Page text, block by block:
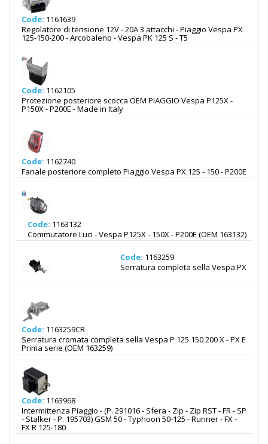
Code: 1161639
Regolatore di tensione 12V - 20A 3 attacchi - Piaggio Vespa PX
125-150-200 - Arcobaleno - Vespa PK 125 S - T5
Code: 1162105
Protezione posteriore scocca OEM PIAGGIO Vespa P125X -
P150X - P200E - Made in Italy
Code: 1162740
Fanale posteriore completo Piaggio Vespa PX 125 - 150 - P200E
Code: 1163132
Commutatore Luci - Vespa P125X - 150X - P200E (OEM 163132)
Code: 1163259
Serratura completa sella Vespa PX
Code: 1163259CR
Serratura cromata completa sella Vespa P 125 150 200 X - PX E
Prima serie (OEM 163259)
Code: 1163968
Intermittenza Piaggio - (P. 291016 - Sfera - Zip - Zip RST - FR - SP
- Stalker - P. 195703) GSM 50 - Typhoon 50-125 - Runner - FX -
FX R 125-180